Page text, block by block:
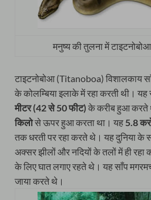
मनुष्य की तुलना में
टाइटनोबोआ (Titanoboa) विशालकाय
के कोलम्बिया इलाके में रहा करती थी। यह
मीटर (42 से 50 फीट) के करीब हुआ करते
किलोसे ऊपर हुआ करता था। यह 5.8
तक धरती पर रहा करते थे। यह दुनिया
अक्सर झीलों और नदियों के तलों में ही
के लिए घात लगाए रहते थे। यह साँप
जाया करते थे।